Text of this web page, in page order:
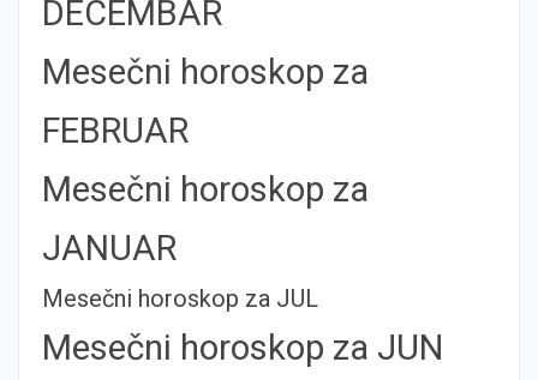
DECEMBAR
Mesečni horoskop za
FEBRUAR
Mesečni horoskop za
JANUAR
Mesečni horoskop za JUL
Mesečni horoskop za JUN